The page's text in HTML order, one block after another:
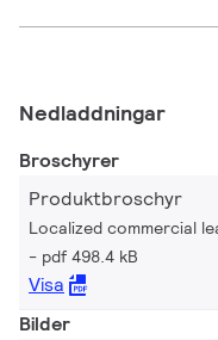
Nedladdningar
Broschyrer
Produktbroschyr
Localized commercial
pdf 498.4 kB
Visa
Bilder